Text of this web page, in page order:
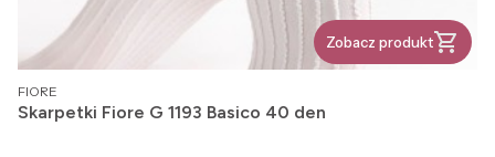
Zobacz produkt
PRODUCENT
FIORE
Skarpetki Fiore G 1193 Basico 40 den